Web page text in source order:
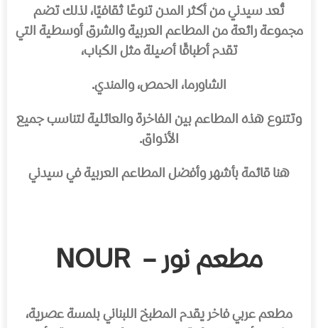
تُعد سيدني من أكثر المدن تنوعًا ثقافيًا، لذلك تضم
مجموعة رائعة من المطاعم العربية والشرق أوسطية التي
تقدم أطباقًا أصيلة مثل الكباب،
الشاورما، الحمص، والمندي.
وتتنوع هذه المطاعم بين الفاخرة والعائلية لتناسب جميع
الأذواق.
هنا قائمة بأشهر وأفضل المطاعم العربية في سيدني
مطعم نور – NOUR
مطعم عربي فاخر يقدم المطبخ اللبناني بلمسة عصرية،